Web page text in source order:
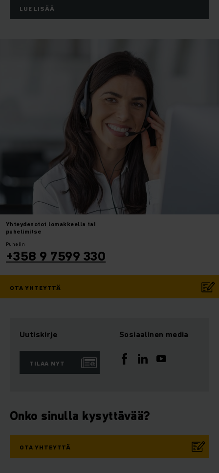
LUE LISÄÄ
Yhteydenotot lomakkeella tai
puhelimitse
Puhelin
+358 9 7599 330
OTA YHTEYTTÄ
Uutiskirje
TILAA NYT
Sosiaalinen media
Onko sinulla kysyttävää?
OTA YHTEYTTÄ